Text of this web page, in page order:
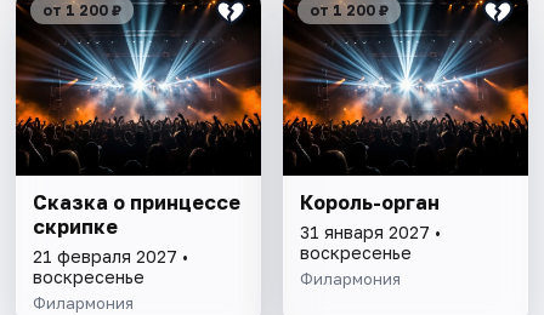
от 1 200 ₽
Сказка о принцессе
скрипке
21 февраля 2027 •
воскресенье
Филармония
от 1 200 ₽
Король-орган
31 января 2027 •
воскресенье
Филармония